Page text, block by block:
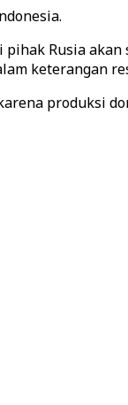
Rusia
keterangan
produksi